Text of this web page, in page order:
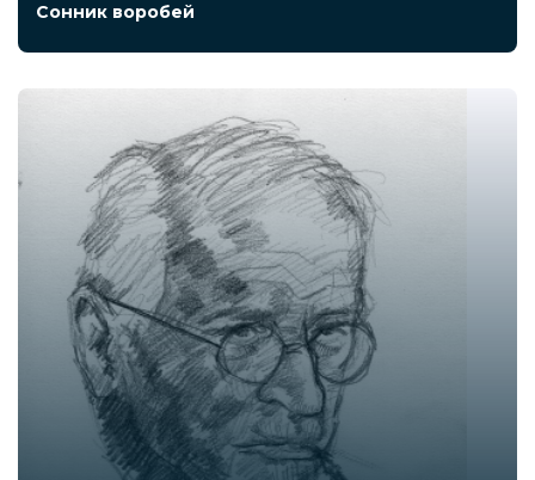
Сонник воробей